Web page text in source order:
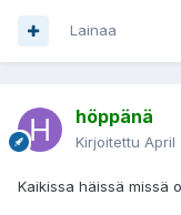
Lainaa
höppänä
Kirjoitettu April
Kaikissa häissä missä